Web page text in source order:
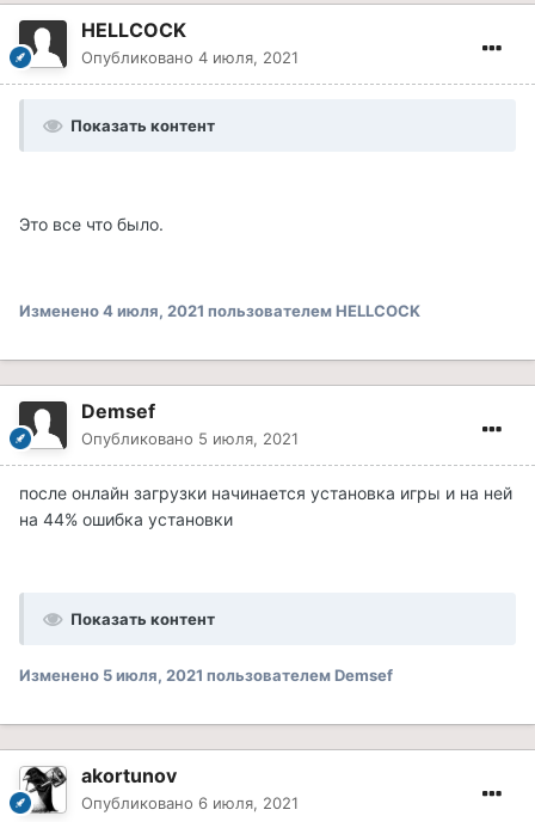
HELLCOCK
Опубликовано 4 июля, 2021
Показать контент
Это все что было.
Изменено4 июля, 2021 пользователем HELLCOCK
Demsef
Опубликовано 5 июля, 2021
после онлайн загрузки начинается установка игры и на ней
на 44% ошибка установки
Показать контент
Изменено 5 июля, 2021 пользователем Demsef
akortunov
Опубликовано 6 июля, 2021